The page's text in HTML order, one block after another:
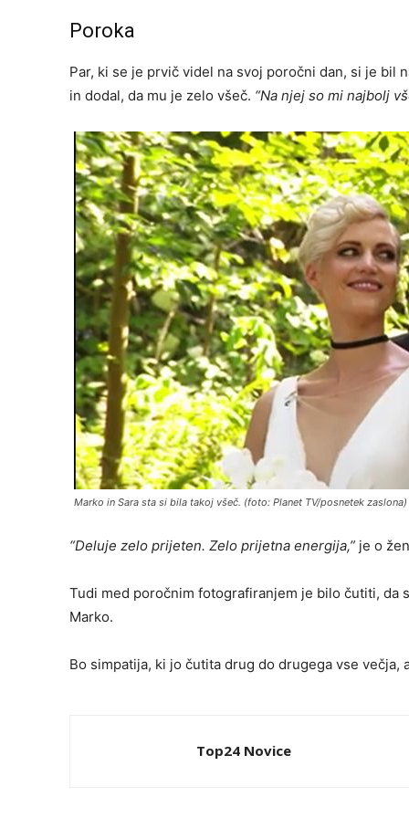
Poroka
Par, ki se je prvič videl na svoj poročni dan, si je bil
in dodal, da mu je zelo všeč. “Na njej so mi najbolj
Marko in Sara sta si bila takoj všeč. (foto: Planet TV/posnetek zaslona)
“Deluje zelo prijeten. Zelo prijetna energija,” je o
Tudi med poročnim fotografiranjem je bilo čutiti, da
Marko.
Bo simpatija, ki jo čutita drug do drugega vse
Top24 Novice